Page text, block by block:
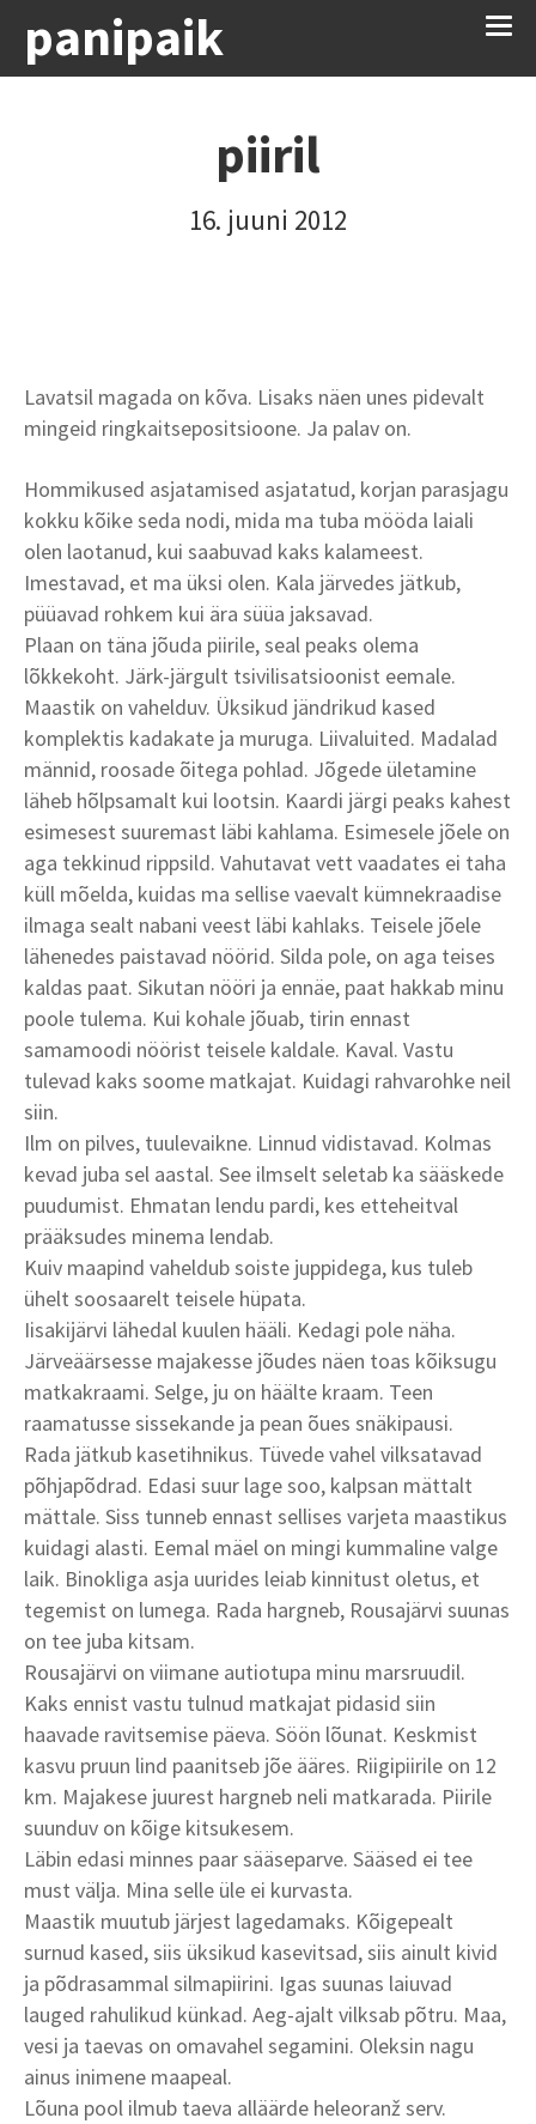
panipaik
piiril
16. juuni 2012
Lavatsil magada on kõva. Lisaks näen unes pidevalt
mingeid ringkaitsepositsioone. Ja palav on.
Hommikused asjatamised asjatatud, korjan parasjagu
kokku kõike seda nodi, mida ma tuba mööda laiali
olen laotanud, kui saabuvad kaks kalameest.
Imestavad, et ma üksi olen. Kala järvedes jätkub,
püüavad rohkem kui ära süüa jaksavad.
Plaan on täna jõuda piirile, seal peaks olema
lõkkekoht. Järk-järgult tsivilisatsioonist eemale.
Maastik on vahelduv. Üksikud jändrikud kased
komplektis kadakate ja muruga. Liivaluited. Madalad
männid, roosade õitega pohlad. Jõgede ületamine
läheb hõlpsamalt kui lootsin. Kaardi järgi peaks kahest
esimesest suuremast läbi kahlama. Esimesele jõele on
aga tekkinud rippsild. Vahutavat vett vaadates ei taha
küll mõelda, kuidas ma sellise vaevalt kümnekraadise
ilmaga sealt nabani veest läbi kahlaks. Teisele jõele
lähenedes paistavad nöörid. Silda pole, on aga teises
kaldas paat. Sikutan nööri ja ennäe, paat hakkab minu
poole tulema. Kui kohale jõuab, tirin ennast
samamoodi nöörist teisele kaldale. Kaval. Vastu
tulevad kaks soome matkajat. Kuidagi rahvarohke neil
siin.
Ilm on pilves, tuulevaikne. Linnud vidistavad. Kolmas
kevad juba sel aastal. See ilmselt seletab ka sääskede
puudumist. Ehmatan lendu pardi, kes etteheitval
prääksudes minema lendab.
Kuiv maapind vaheldub soiste juppidega, kus tuleb
ühelt soosaarelt teisele hüpata.
Iisakijärvi lähedal kuulen hääli. Kedagi pole näha.
Järveäärsesse majakesse jõudes näen toas kõiksugu
matkakraami. Selge, ju on häälte kraam. Teen
raamatusse sissekande ja pean õues snäkipausi.
Rada jätkub kasetihnikus. Tüvede vahel vilksatavad
põhjapõdrad. Edasi suur lage soo, kalpsan mättalt
mättale. Siss tunneb ennast sellises varjeta maastikus
kuidagi alasti. Eemal mäel on mingi kummaline valge
laik. Binokliga asja uurides leiab kinnitust oletus, et
tegemist on lumega. Rada hargneb, Rousajärvi suunas
on tee juba kitsam.
Rousajärvi on viimane autiotupa minu marsruudil.
Kaks ennist vastu tulnud matkajat pidasid siin
haavade ravitsemise päeva. Söön lõunat. Keskmist
kasvu pruun lind paanitseb jõe ääres. Riigipiirile on 12
km. Majakese juurest hargneb neli matkarada. Piirile
suunduv on kõige kitsukesem.
Läbin edasi minnes paar sääseparve. Sääsed ei tee
must välja. Mina selle üle ei kurvasta.
Maastik muutub järjest lagedamaks. Kõigepealt
surnud kased, siis üksikud kasevitsad, siis ainult kivid
ja põdrasammal silmapiirini. Igas suunas laiuvad
lauged rahulikud künkad. Aeg-ajalt vilksab põtru. Maa,
vesi ja taevas on omavahel segamini. Oleksin nagu
ainus inimene maapeal.
Lõuna pool ilmub taeva alläärde heleoranž serv.